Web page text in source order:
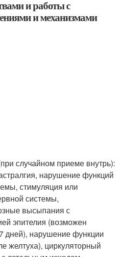
и работы с
и механизмами
случайном приеме внутрь):
нарушение функций
стимуляция или
системы,
высыпания с
эпителия (возможен
дней), нарушение функции
желтуха), циркуляторный